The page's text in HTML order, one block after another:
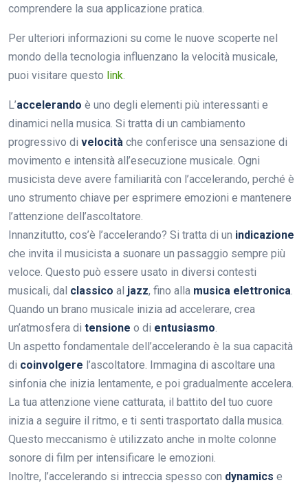
comprendere la sua applicazione pratica.
Per ulteriori informazioni su come le nuove scoperte nel
mondo della tecnologia influenzano la velocità musicale,
puoi visitare questo link.
L’accelerando è uno degli elementi più interessanti e
dinamici nella musica. Si tratta di un cambiamento
progressivo di velocità che conferisce una sensazione di
movimento e intensità all’esecuzione musicale. Ogni
musicista deve avere familiarità con l’accelerando, perché è
uno strumento chiave per esprimere emozioni e mantenere
l’attenzione dell’ascoltatore.
Innanzitutto, cos’è l’accelerando? Si tratta di un indicazione
che invita il musicista a suonare un passaggio sempre più
veloce. Questo può essere usato in diversi contesti
musicali, dal classico al jazz, fino alla musica elettronica.
Quando un brano musicale inizia ad accelerare, crea
un’atmosfera di tensione o di entusiasmo.
Un aspetto fondamentale dell’accelerando è la sua capacità
di coinvolgere l’ascoltatore. Immagina di ascoltare una
sinfonia che inizia lentamente, e poi gradualmente accelera.
La tua attenzione viene catturata, il battito del tuo cuore
inizia a seguire il ritmo, e ti senti trasportato dalla musica.
Questo meccanismo è utilizzato anche in molte colonne
sonore di film per intensificare le emozioni.
Inoltre, l’accelerando si intreccia spesso con dynamics e